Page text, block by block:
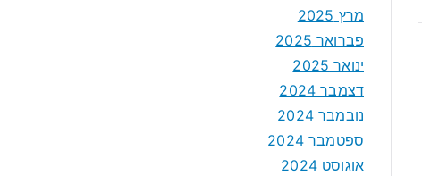
מרץ 2025
פברואר 2025
ינואר 2025
דצמבר 2024
נובמבר 2024
ספטמבר 2024
אוגוסט 2024